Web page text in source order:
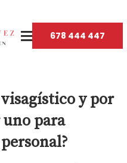
678 444 447
y por
para